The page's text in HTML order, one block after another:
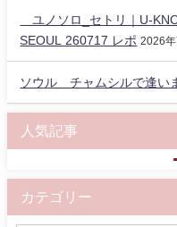
ユノソロ_セトリ｜U-
SEOUL 260717 レポ 2026年
ソウル チャムシルで逢い
人気記事
カテゴリー